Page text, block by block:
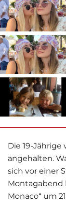
Die 19-
angehalten.
sich vor einer
Montagabend
Monaco“ um